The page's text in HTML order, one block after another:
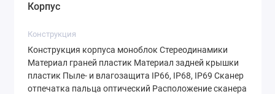
картой microSD. Такая конфигурация делает
Иммерсивный Дисплей:
Погружение в Контент
Корпус
Конструкция
Конструкция корпуса моноблок Стереодинамики
Материал граней пластик Материал задней крышки
пластик Пыле- и влагозащита IP66, IP68, IP69 Сканер
отпечатка пальца оптический Расположение сканера